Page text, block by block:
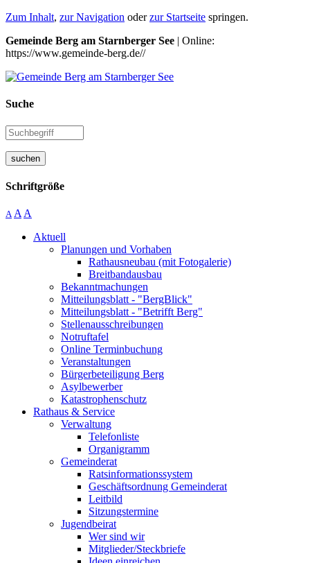
Zum Inhalt, zur Navigation oderzur Startseite springen.
Gemeinde Berg am Starnberger See | Online:
https://www.gemeinde-berg.de//
Suche
suchen
Schriftgröße
A A A
Aktuell
Planungen und Vorhaben
Rathausneubau (mit Fotogalerie)
Breitbandausbau
Bekanntmachungen
Mitteilungsblatt - "BergBlick"
Mitteilungsblatt - "Betrifft Berg"
Stellenausschreibungen
Notruftafel
Online Terminbuchung
Veranstaltungen
Bürgerbeteiligung Berg
Asylbewerber
Katastrophenschutz
Rathaus & Service
Verwaltung
Telefonliste
Organigramm
Gemeinderat
Ratsinformationssystem
Geschäftsordnung Gemeinderat
Leitbild
Sitzungstermine
Jugendbeirat
Wer sind wir
Mitglieder/Steckbriefe